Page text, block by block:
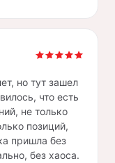
но тут зашел
что есть
не только
позиций,
пришла без
без хаоса.